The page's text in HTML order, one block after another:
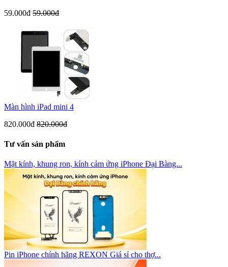
59.000đ 59.000đ
Màn hình iPad mini 4
820.000đ 820.000đ
Tư vấn sản phẩm
Mặt kính, khung ron, kính cảm ứng iPhone Đại Bàng...
Pin iPhone chính hãng REXON Giá sỉ cho thợ...